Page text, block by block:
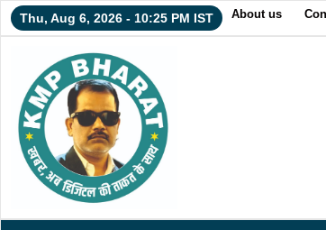
Thu, Aug 6, 2026 - 10:25 PM IST About us